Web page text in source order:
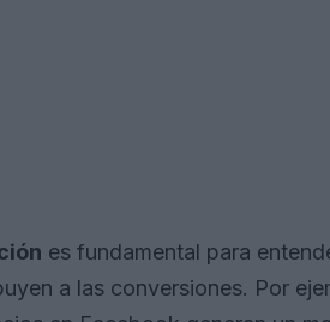
es fundamental para
a las conversiones. Por